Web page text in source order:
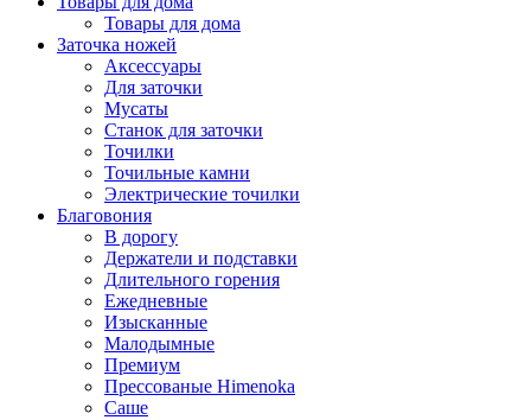
Товары для дома
Заточка ножей
Аксессуары
Для заточки
Мусаты
Станок для заточки
Точилки
Точильные камни
Электрические точилки
Благовония
В дорогу
Держатели и подставки
Длительного горения
Ежедневные
Изысканные
Малодымные
Премиум
Прессованые Himenoka
Саше